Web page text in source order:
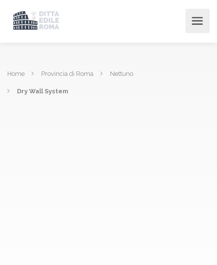
Home Provincia di Roma Nettuno
Dry Wall System